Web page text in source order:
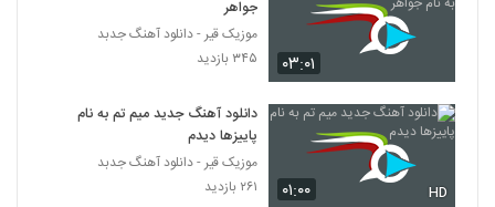
268
دانلود آهنگ هارای بند کیمده اولار
۱۹۰ بازدید
علی عزیزی آهنگ ادامه
۰۳:۰۱
جواهر
موزیک قیر - دانلود آهنگ جدبد
۳۴۵ بازدید
۰۱:۰۰ HD
دانلود آهنگ جدید میم تم به نام
پاییزها دیدم
موزیک قیر - دانلود آهنگ جدبد
۲۶۱ بازدید